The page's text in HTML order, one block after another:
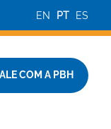
EN PT ES
COM A PBH